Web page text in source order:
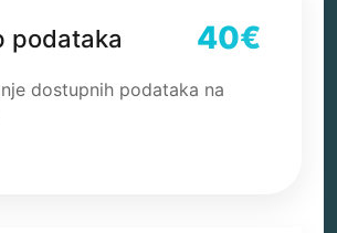
podataka 40€
dostupnih podataka na